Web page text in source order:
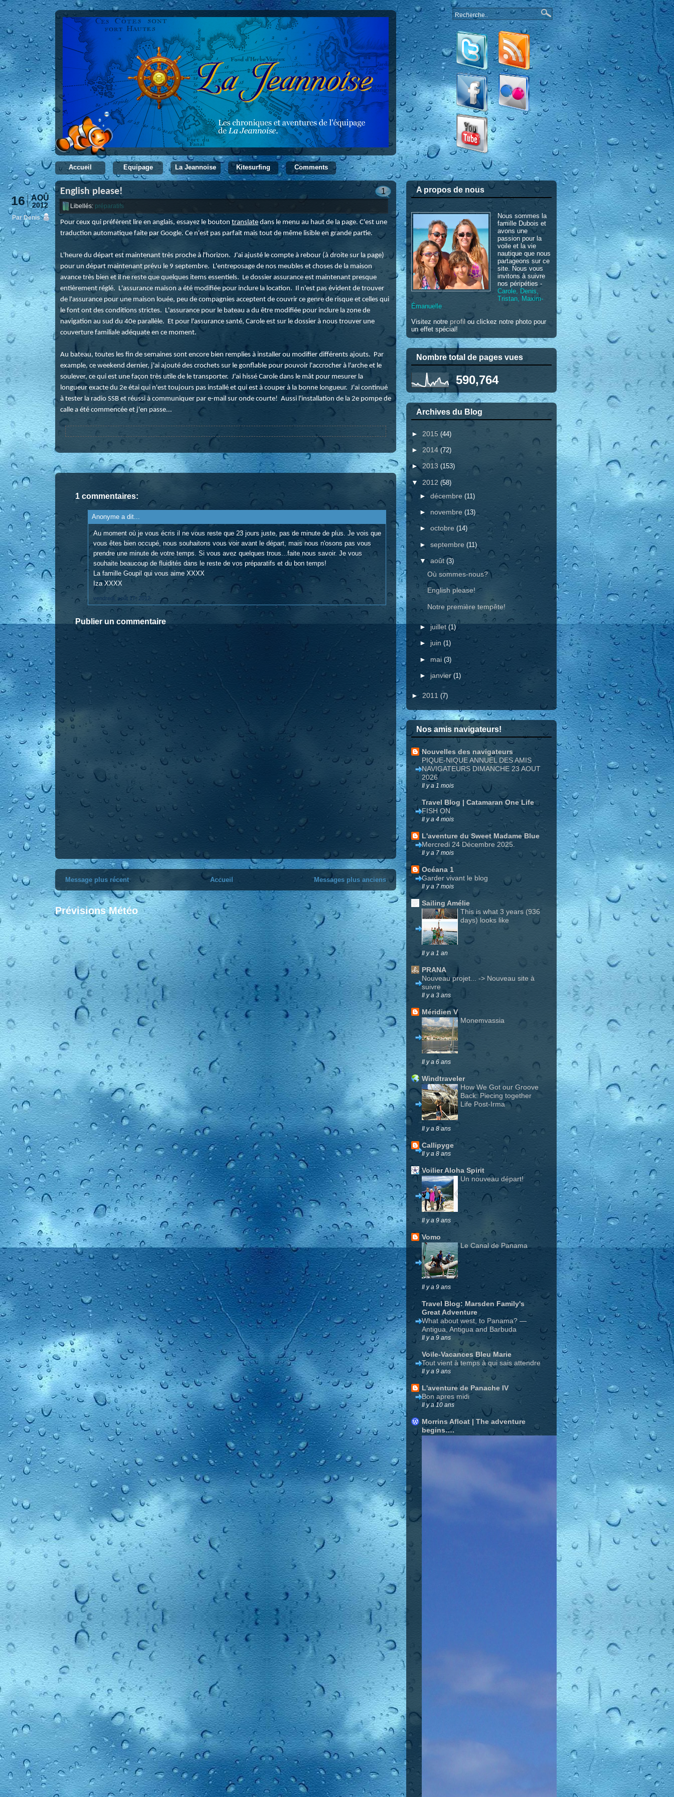
Accueil Equipage La Jeannoise Kitesurfing Comments
AOÛ
2012
16
Par Denis
1
English please!
Libellés: préparatifs
Pour ceux qui préfèrent lire en anglais, essayez le bouton translate dans le menu au haut de la page. C'est une
traduction automatique faite par Google. Ce n'est pas parfait mais tout de même lisible en grande partie.
L'heure du départ est maintenant très proche à l'horizon. J'ai ajusté le compte à rebour (à droite sur la page)
pour un départ maintenant prévu le 9 septembre. L'entreposage de nos meubles et choses de la maison
avance très bien et il ne reste que quelques items essentiels. Le dossier assurance est maintenant presque
entièrement réglé. L'assurance maison a été modifiée pour inclure la location. Il n'est pas évident de trouver
de l'assurance pour une maison louée, peu de compagnies acceptent de couvrir ce genre de risque et celles qui
le font ont des conditions strictes. L'assurance pour le bateau a du être modifiée pour inclure la zone de
navigation au sud du 40e parallèle. Et pour l'assurance santé, Carole est sur le dossier à nous trouver une
couverture familiale adéquate en ce moment.
Au bateau, toutes les fin de semaines sont encore bien remplies à installer ou modifier différents ajouts. Par
example, ce weekend dernier, j'ai ajouté des crochets sur le gonflable pour pouvoir l'accrocher à l'arche et le
soulever, ce qui est une façon très utile de le transporter. J'ai hissé Carole dans le mât pour mesurer la
longueur exacte du 2e étai qui n'est toujours pas installé et qui est à couper à la bonne longueur. J'ai continué
à tester la radio SSB et réussi à communiquer par e-mail sur onde courte! Aussi l'installation de la 2e pompe de
calle a été commencée et j'en passe...
1 commentaires:
Anonyme a dit...
Au moment où je vous écris il ne vous reste que 23 jours juste, pas de minute de plus. Je vois que
vous êtes bien occupé, nous souhaitons vous voir avant le départ, mais nous n'osons pas vous
prendre une minute de votre temps. Si vous avez quelques trous...faite nous savoir. Je vous
souhaite beaucoup de fluidités dans le reste de vos préparatifs et du bon temps!
La famille Goupil qui vous aime XXXX
Iza XXXX
vendredi, août 17, 2012
Publier un commentaire
Message plus récent Messages plus anciens
Accueil
Prévisions Météo
A propos de nous
Nous sommes la
famille Dubois et
avons une
passion pour la
voile et la vie
nautique que nous
partageons sur ce
site. Nous vous
invitons à suivre
nos péripéties -
Carole, Denis,
Tristan, Maxim-
Émanuelle
Visitez notre profilou clickez notre photo pour
un effet spécial!
Nombre total de pages vues
590,764
Archives du Blog
► 2015 (44)
► 2014 (72)
► 2013 (153)
▼ 2012 (58)
► décembre (11)
► novembre (13)
► octobre (14)
► septembre (11)
▼août (3)
Où sommes-nous?
English please!
Notre première tempête!
► juillet (1)
► juin (1)
► mai (3)
► janvier(1)
► 2011 (7)
Nos amis navigateurs!
Nouvelles des navigateurs
PIQUE-NIQUE ANNUEL DES AMIS
NAVIGATEURS DIMANCHE 23 AOUT
2026
Il y a 1 mois
Travel Blog | Catamaran One Life
FISH ON
Il y a 4 mois
L'aventure du Sweet Madame Blue
Mercredi 24 Décembre 2025.
Il y a 7 mois
Océana 1
Garder vivant le blog
Il y a 7 mois
Sailing Amélie
This is what 3 years (936
days) looks like
Il y a 1 an
PRANA
Nouveau projet... -> Nouveau site à
suivre
Il y a 3 ans
Méridien V
Monemvassia
Il y a 6 ans
Windtraveler
How We Got our Groove
Back: Piecing together
Life Post-Irma
Il y a 8 ans
Callipyge
Il y a 8 ans
Voilier Aloha Spirit
Un nouveau départ!
Il y a 9 ans
Vomo
Le Canal de Panama
Il y a 9 ans
Travel Blog: Marsden Family's
Great Adventure
What about west, to Panama? —
Antigua, Antigua and Barbuda
Il y a 9 ans
Voile-Vacances Bleu Marie
Tout vient à temps à qui sais attendre
Il y a 9 ans
L'aventure de Panache IV
Bon apres midi
Il y a 10 ans
Morrins Afloat | The adventure
begins….